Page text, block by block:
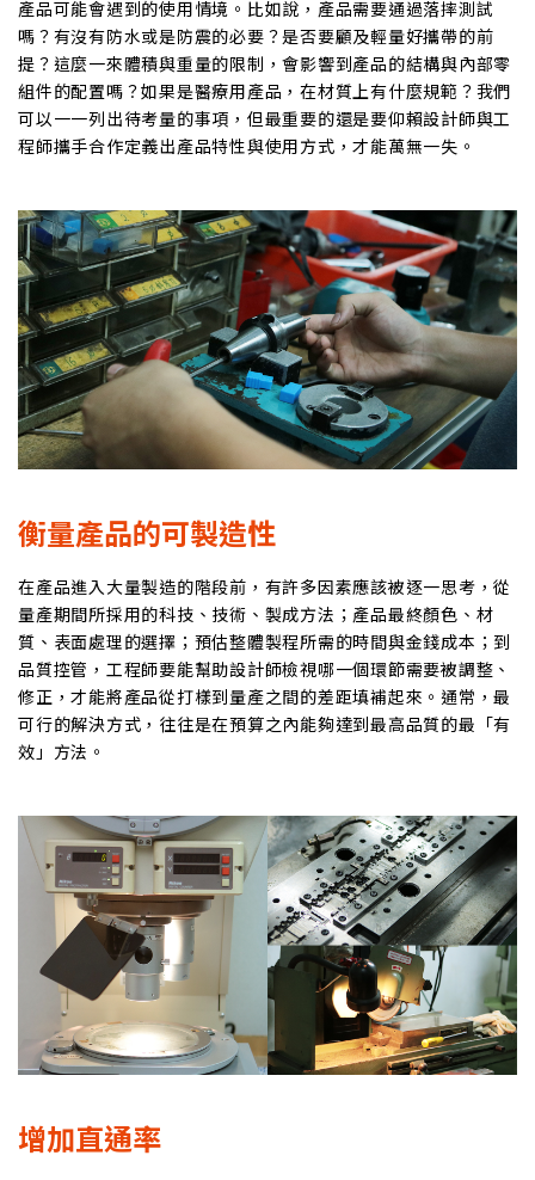
產品可能會遇到的使用情境。比如說，產品需要通過落摔測試
嗎？有沒有防水或是防震的必要？是否要顧及輕量好攜帶的前
提？這麼一來體積與重量的限制，會影響到產品的結構與內部零
組件的配置嗎？如果是醫療用產品，在材質上有什麼規範？我們
可以一一列出待考量的事項，但最重要的還是要仰賴設計師與工
程師攜手合作定義出產品特性與使用方式，才能萬無一失。
衡量產品的可製造性
在產品進入大量製造的階段前，有許多因素應該被逐一思考，從
量產期間所採用的科技、技術、製成方法；產品最終顏色、材
質、表面處理的選擇；預估整體製程所需的時間與金錢成本；到
品質控管，工程師要能幫助設計師檢視哪一個環節需要被調整、
修正，才能將產品從打樣到量產之間的差距填補起來。通常，最
可行的解決方式，往往是在預算之內能夠達到最高品質的最「有
效」方法。
增加直通率